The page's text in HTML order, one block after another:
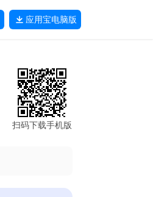
应用宝电脑版
扫码下载手机版